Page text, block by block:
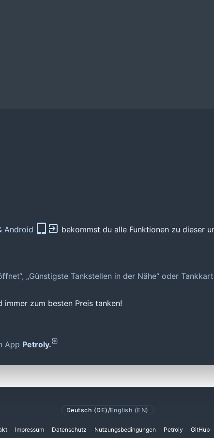
Android
bekommst du alle Funktionen zu dieser
„Günstigste Tankstellen in der Nähe“ oder
zum besten Preis tanken!
App Petroly.
Deutsch (DE) /English (EN)
Impressum Datenschutz Nutzungsbedingungen Petroly GitHub